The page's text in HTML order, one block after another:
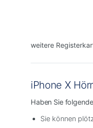
weitere
iPhone X
Haben Sie
Sie können